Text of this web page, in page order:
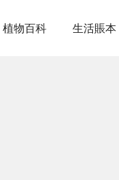
植物百科 生活賬本